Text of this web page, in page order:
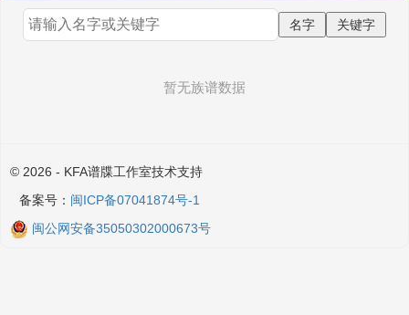
暂无族谱数据
© 2026 - KFA谱牒工作室技术支持
备案号： 闽ICP备07041874号-1
闽公网安备35050302000673号